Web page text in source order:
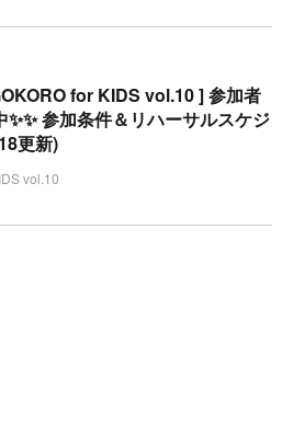
for KIDS vol.10 ] 参加者
✨✨ 参加条件＆リハーサルスケジ
更新)
vol.10